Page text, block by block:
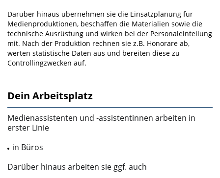
Darüber hinaus übernehmen sie die Einsatzplanung für
Medienproduktionen, beschaffen die Materialien sowie die
technische Ausrüstung und wirken bei der Personaleinteilung
mit. Nach der Produktion rechnen sie z.B. Honorare ab,
werten statistische Daten aus und bereiten diese zu
Controllingzwecken auf.
Dein Arbeitsplatz
Medienassistenten und ‑assistentinnen arbeiten in
erster Linie
in Büros
Darüber hinaus arbeiten sie ggf. auch